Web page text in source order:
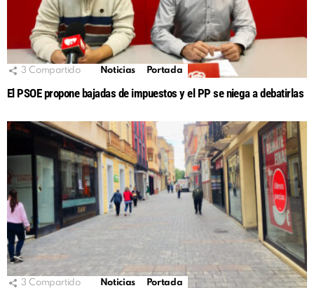
3 Compartido Noticias Portada
El PSOE propone bajadas de impuestos y el PP se niega a debatirlas
3 Compartido Noticias Portada